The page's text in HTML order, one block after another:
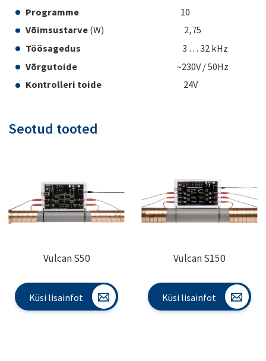
Programme
10
Võimsustarve (W) 2,75
Töösagedus 3 … 32 kHz
Võrgutoide ~230V / 50Hz
Kontrolleri toide 24V
Seotud tooted
Vulcan S50
Küsi lisainfot
Vulcan S150
Küsi lisainfot